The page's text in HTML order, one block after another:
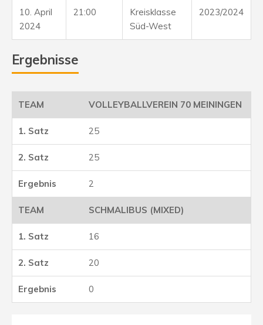
10. April
2024
21:00
Kreisklasse
Süd-West
2023/2024
Ergebnisse
VOLLEYBALLVEREIN 70 MEININGEN
25
25
2
SCHMALIBUS (MIXED)
16
20
0